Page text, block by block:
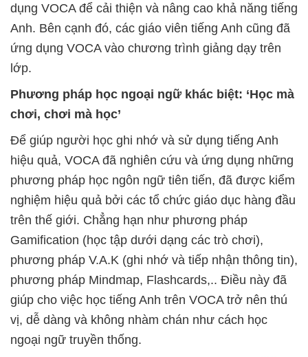
dụng VOCA để cải thiện và nâng cao khả năng tiếng
Anh. Bên cạnh đó, các giáo viên tiếng Anh cũng đã
ứng dụng VOCA vào chương trình giảng dạy trên
lớp.
Phương pháp học ngoại ngữ khác biệt: ‘Học mà
chơi, chơi mà học’
Để giúp người học ghi nhớ và sử dụng tiếng Anh
hiệu quả, VOCA đã nghiên cứu và ứng dụng những
phương pháp học ngôn ngữ tiên tiến, đã được kiểm
nghiệm hiệu quả bởi các tổ chức giáo dục hàng đầu
trên thế giới. Chẳng hạn như phương pháp
Gamification (học tập dưới dạng các trò chơi),
phương pháp V.A.K (ghi nhớ và tiếp nhận thông tin),
phương pháp Mindmap, Flashcards,.. Điều này đã
giúp cho việc học tiếng Anh trên VOCA trở nên thú
vị, dễ dàng và không nhàm chán như cách học
ngoại ngữ truyền thống.